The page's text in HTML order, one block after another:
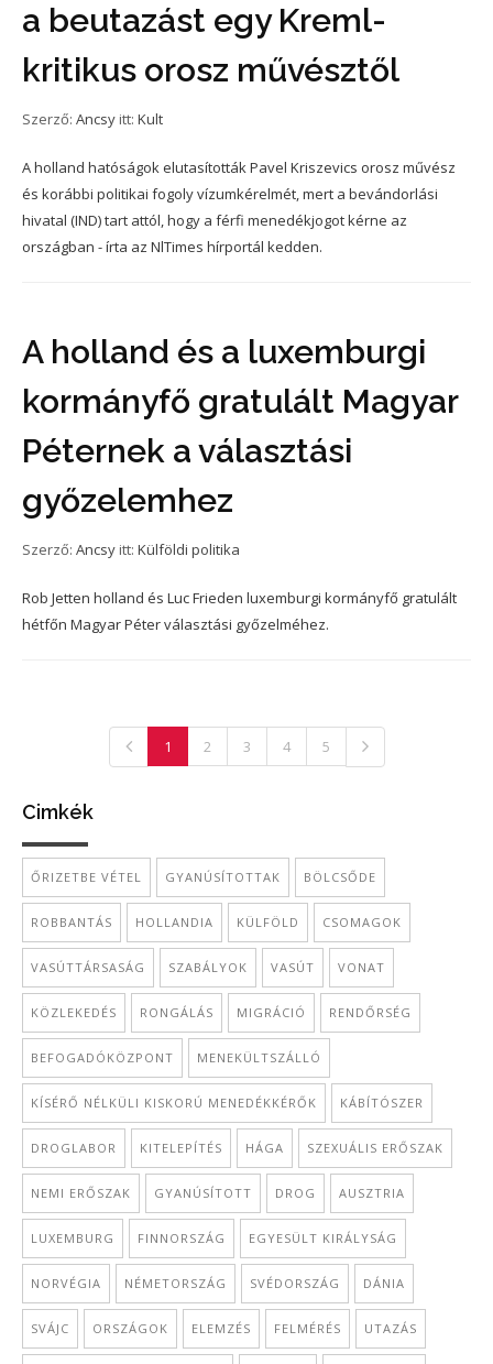
a beutazást egy Kreml-
kritikus orosz művésztől
Szerző: Ancsy itt: Kult
A holland hatóságok elutasították Pavel Kriszevics orosz művész
és korábbi politikai fogoly vízumkérelmét, mert a bevándorlási
hivatal (IND) tart attól, hogy a férfi menedékjogot kérne az
országban - írta az NlTimes hírportál kedden.
A holland és a luxemburgi
kormányfő gratulált Magyar
Péternek a választási
győzelemhez
Szerző: Ancsy itt: Külföldi politika
Rob Jetten holland és Luc Frieden luxemburgi kormányfő gratulált
hétfőn Magyar Péter választási győzelméhez.
1 2 3 4 5
Cimkék
ŐRIZETBE VÉTEL GYANÚSÍTOTTAK BÖLCSŐDE
ROBBANTÁS HOLLANDIA KÜLFÖLD CSOMAGOK
VASÚTTÁRSASÁG SZABÁLYOK VASÚT VONAT
KÖZLEKEDÉS RONGÁLÁS MIGRÁCIÓ RENDŐRSÉG
BEFOGADÓKÖZPONT MENEKÜLTSZÁLLÓ
KÍSÉRŐ NÉLKÜLI KISKORÚ MENEDÉKKÉRŐK KÁBÍTÓSZER
DROGLABOR KITELEPÍTÉS HÁGA SZEXUÁLIS ERŐSZAK
NEMI ERŐSZAK GYANÚSÍTOTT DROG AUSZTRIA
LUXEMBURG FINNORSZÁG EGYESÜLT KIRÁLYSÁG
NORVÉGIA NÉMETORSZÁG SVÉDORSZÁG DÁNIA
SVÁJC ORSZÁGOK ELEMZÉS FELMÉRÉS UTAZÁS